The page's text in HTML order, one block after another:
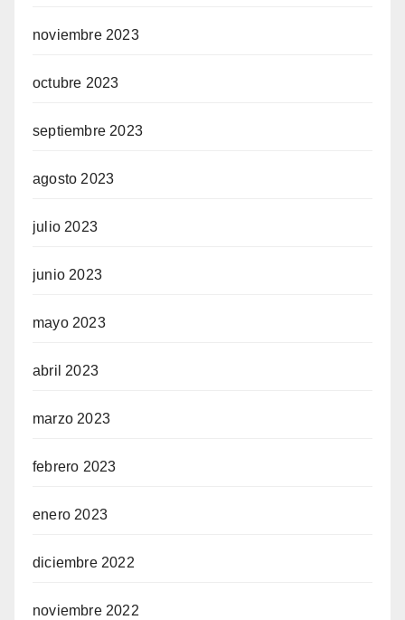
noviembre 2023
octubre 2023
septiembre 2023
agosto 2023
julio 2023
junio 2023
mayo 2023
abril 2023
marzo 2023
febrero 2023
enero 2023
diciembre 2022
noviembre 2022